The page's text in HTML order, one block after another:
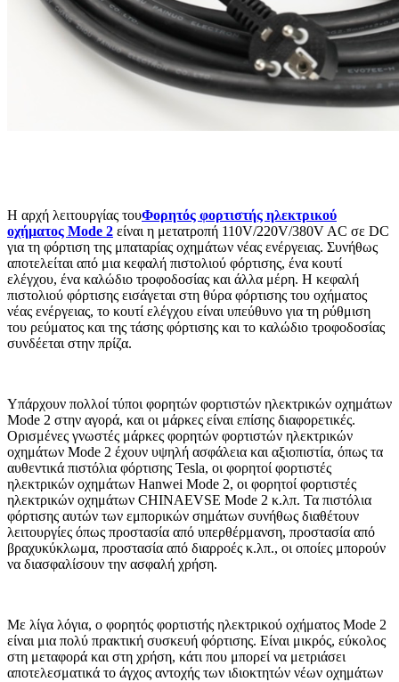
Η αρχή λειτουργίας τουΦορητός φορτιστής ηλεκτρικού
οχήματος Mode 2 είναι η μετατροπή 110V/220V/380V AC σε DC
για τη φόρτιση της μπαταρίας οχημάτων νέας ενέργειας. Συνήθως
αποτελείται από μια κεφαλή πιστολιού φόρτισης, ένα κουτί
ελέγχου, ένα καλώδιο τροφοδοσίας και άλλα μέρη. Η κεφαλή
πιστολιού φόρτισης εισάγεται στη θύρα φόρτισης του οχήματος
νέας ενέργειας, το κουτί ελέγχου είναι υπεύθυνο για τη ρύθμιση
του ρεύματος και της τάσης φόρτισης και το καλώδιο τροφοδοσίας
συνδέεται στην πρίζα.
Υπάρχουν πολλοί τύποι φορητών φορτιστών ηλεκτρικών οχημάτων
Mode 2 στην αγορά, και οι μάρκες είναι επίσης διαφορετικές.
Ορισμένες γνωστές μάρκες φορητών φορτιστών ηλεκτρικών
οχημάτων Mode 2 έχουν υψηλή ασφάλεια και αξιοπιστία, όπως τα
αυθεντικά πιστόλια φόρτισης Tesla, οι φορητοί φορτιστές
ηλεκτρικών οχημάτων Hanwei Mode 2, οι φορητοί φορτιστές
ηλεκτρικών οχημάτων CHINAEVSE Mode 2 κ.λπ. Τα πιστόλια
φόρτισης αυτών των εμπορικών σημάτων συνήθως διαθέτουν
λειτουργίες όπως προστασία από υπερθέρμανση, προστασία από
βραχυκύκλωμα, προστασία από διαρροές κ.λπ., οι οποίες μπορούν
να διασφαλίσουν την ασφαλή χρήση.
Με λίγα λόγια, ο φορητός φορτιστής ηλεκτρικού οχήματος Mode 2
είναι μια πολύ πρακτική συσκευή φόρτισης. Είναι μικρός, εύκολος
στη μεταφορά και στη χρήση, κάτι που μπορεί να μετριάσει
αποτελεσματικά το άγχος αντοχής των ιδιοκτητών νέων οχημάτων